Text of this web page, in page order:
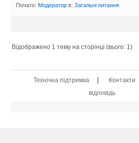
Почато:Модератор в:Загальні питання
Відображено 1 тему на сторінці (вього: 1)
Технічна підтримка | Контакти
відповідь